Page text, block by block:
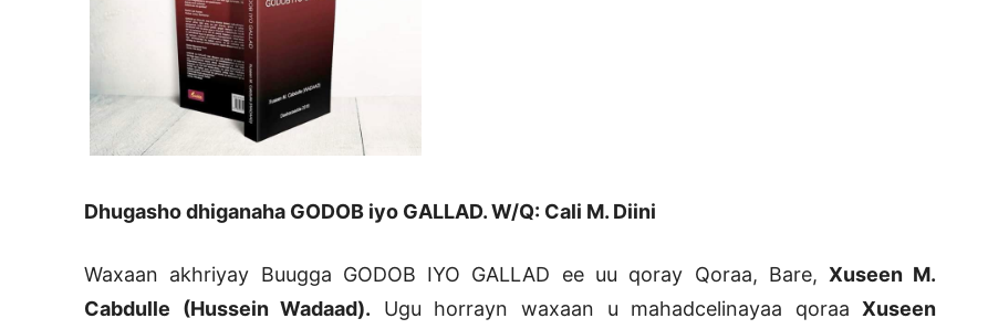
Dhugasho dhiganaha GODOB iyo GALLAD. W/Q: Cali M. Diini
Waxaan akhriyay Buugga GODOB IYO GALLAD ee uu qoray Qoraa, Bare, Xuseen M.
Cabdulle (Hussein Wadaad). Ugu horrayn waxaan u mahadcelinayaa qoraa Xuseen